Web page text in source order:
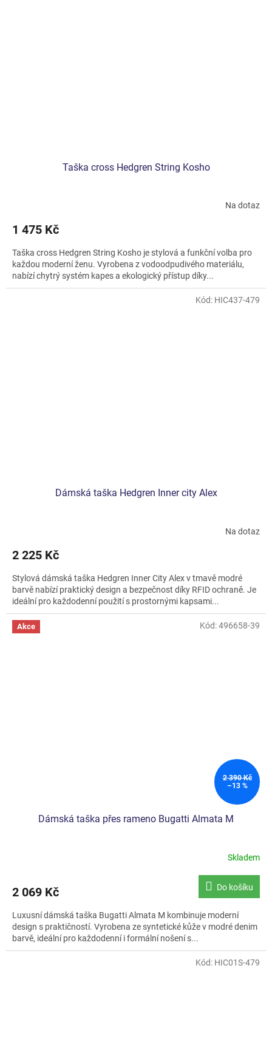
Taška cross Hedgren String Kosho
Na dotaz
1 475 Kč
Taška cross Hedgren String Kosho je stylová a funkční volba pro
každou moderní ženu. Vyrobena z vodoodpudivého materiálu,
nabízí chytrý systém kapes a ekologický přístup díky...
Dámská taška Hedgren Inner city Alex
Na dotaz
2 225 Kč
Stylová dámská taška Hedgren Inner City Alex v tmavě modré
barvě nabízí praktický design a bezpečnost díky RFID ochraně. Je
ideální pro každodenní použití s prostornými kapsami...
Kód: HIC437-479
Akce
2 390 Kč
–13 %
Dámská taška přes rameno Bugatti Almata M
Skladem
2 069 Kč Do košíku
Luxusní dámská taška Bugatti Almata M kombinuje moderní
design s praktičností. Vyrobena ze syntetické kůže v modré denim
barvě, ideální pro každodenní i formální nošení s...
Kód:496658-39
Kód: HIC01S-479